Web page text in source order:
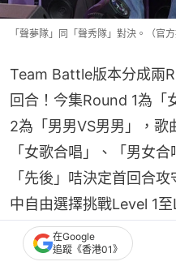
「聲夢隊」同「聲秀隊」對決。（官方
Team Battle版本分成兩
回合！今集Round 1為「
2為「男男VS男男」，歌
「女歌合唱」、「男女
「先後」咭決定首回合
中自由選擇挑戰Level 1
獲得與Level 級數等同的
Sing盤Level 將永久封鎖
在Google
追蹤《香港01》